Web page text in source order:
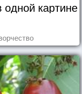
одной картине